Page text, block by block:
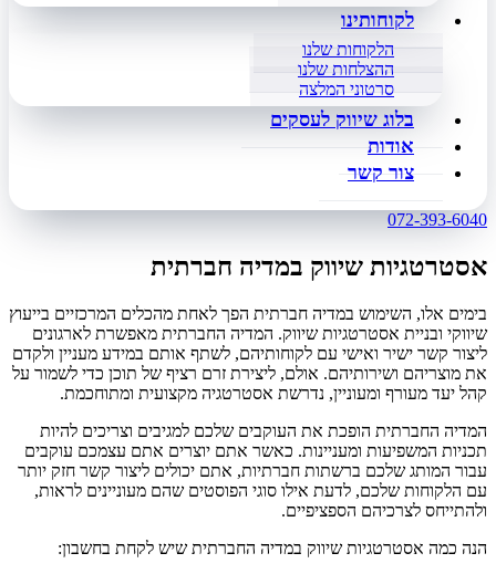
לקוחותינו
הלקוחות שלנו
ההצלחות שלנו
סרטוני המלצה
בלוג שיווק לעסקים
אודות
צור קשר
072-393-6040
אסטרטגיות שיווק במדיה חברתית
בימים אלו, השימוש במדיה חברתית הפך לאחת מהכלים המרכזיים בייעוץ
שיווקי ובניית אסטרטגיות שיווק. המדיה החברתית מאפשרת לארגונים
ליצור קשר ישיר ואישי עם לקוחותיהם, לשתף אותם במידע מעניין ולקדם
את מוצריהם ושירותיהם. אולם, ליצירת זרם רציף של תוכן כדי לשמור על
קהל יעד מעורף ומעוניין, נדרשת אסטרטגיה מקצועית ומתוחכמת.
המדיה החברתית הופכת את העוקבים שלכם למגיבים וצריכים להיות
תכניות המשפיעות ומעניינות. כאשר אתם יוצרים אתם עצמכם עוקבים
עבור המותג שלכם ברשתות חברתיות, אתם יכולים ליצור קשר חזק יותר
עם הלקוחות שלכם, לדעת אילו סוגי הפוסטים שהם מעוניינים לראות,
ולהתייחס לצרכיהם הספציפיים.
הנה כמה אסטרטגיות שיווק במדיה החברתית שיש לקחת בחשבון: